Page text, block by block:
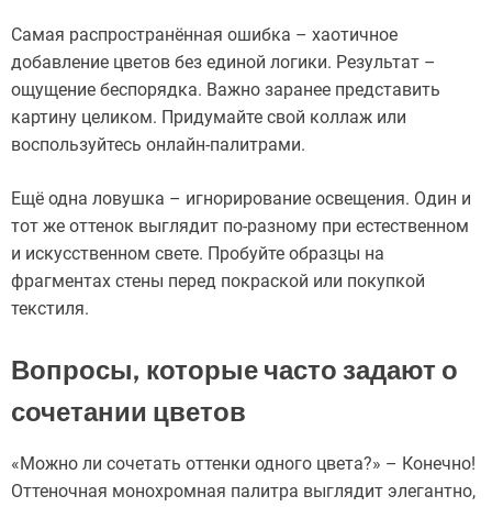
Самая распространённая ошибка – хаотичное
добавление цветов без единой логики. Результат –
ощущение беспорядка. Важно заранее представить
картину целиком. Придумайте свой коллаж или
воспользуйтесь онлайн-палитрами.
Ещё одна ловушка – игнорирование освещения. Один и
тот же оттенок выглядит по-разному при естественном
и искусственном свете. Пробуйте образцы на
фрагментах стены перед покраской или покупкой
текстиля.
Вопросы, которые часто задают о
сочетании цветов
«Можно ли сочетать оттенки одного цвета?» – Конечно!
Оттеночная монохромная палитра выглядит элегантно,